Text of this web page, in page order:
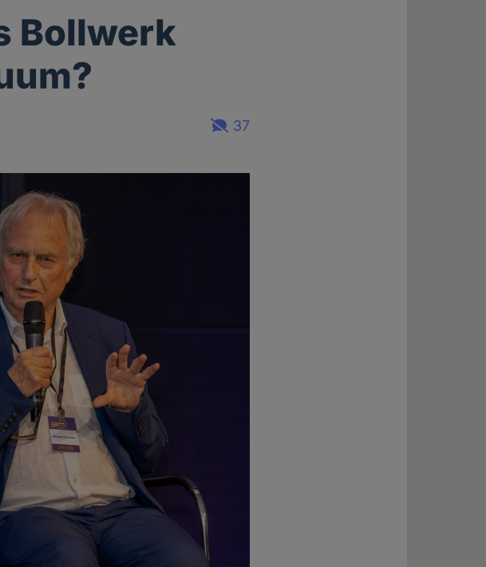
Bollwerk
37